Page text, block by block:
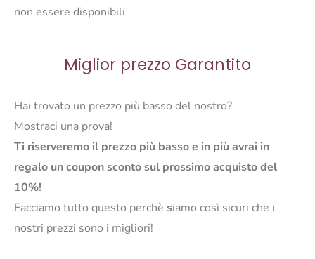
non essere disponibili
Miglior prezzo Garantito
Hai trovato un prezzo più basso del nostro?
Mostraci una prova!
Ti riserveremo il prezzo più basso e in più avrai in
regalo un coupon sconto sul prossimo acquisto del
10%!
Facciamo tutto questo perchè siamo così sicuri che i
nostri prezzi sono i migliori!